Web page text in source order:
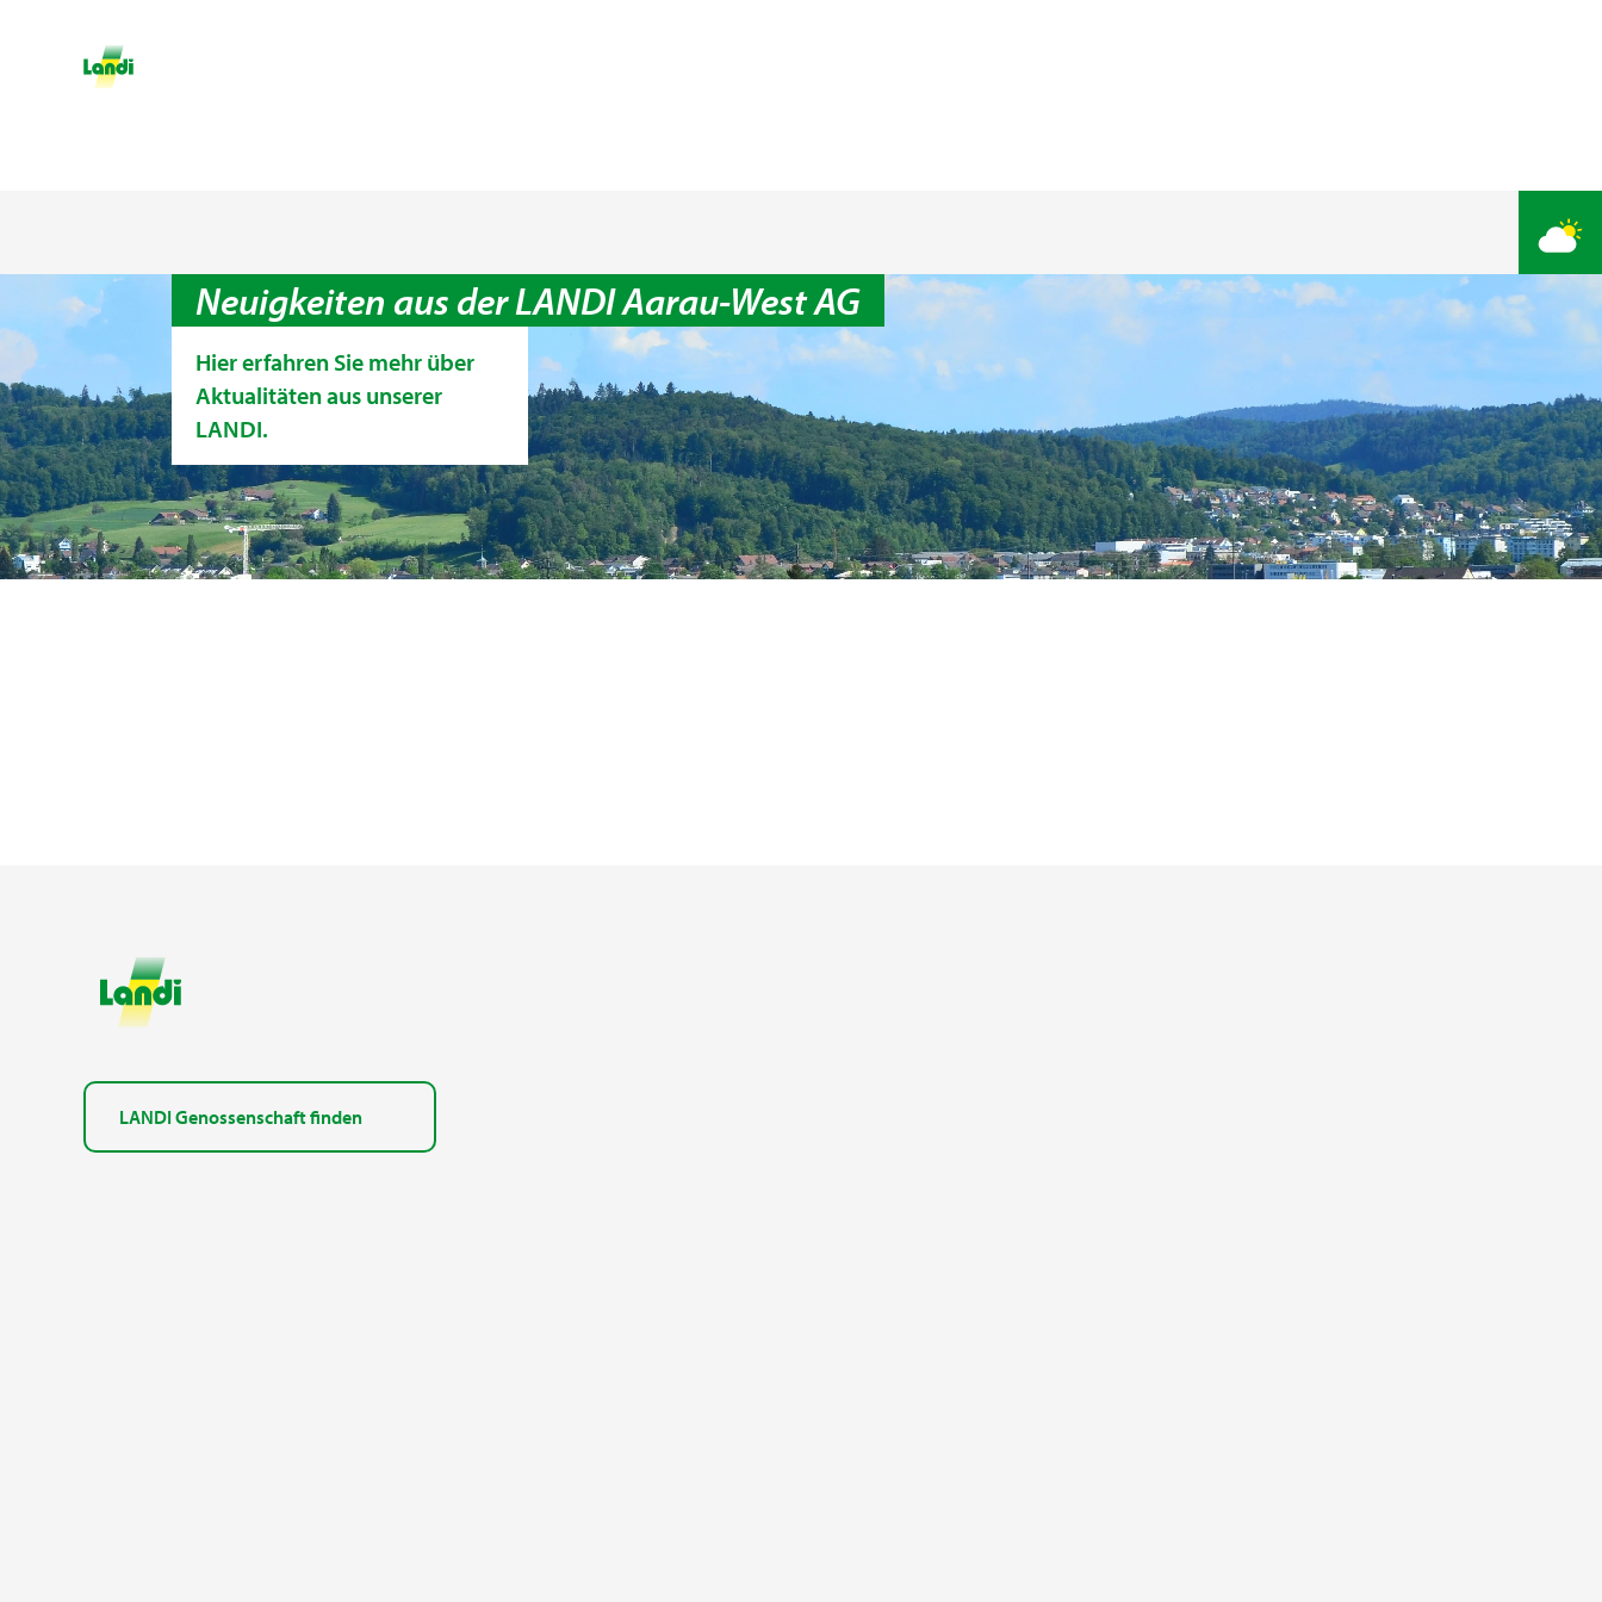
Neuigkeiten aus der LANDI Aarau-West AG
Hier erfahren Sie mehr über
Aktualitäten aus unserer
LANDI.
LANDI Genossenschaft finden